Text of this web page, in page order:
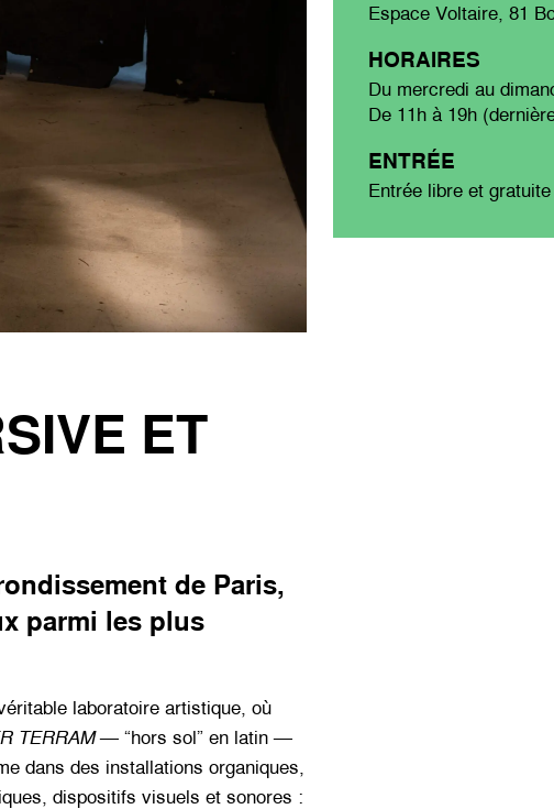
ET
de Paris,
parmi les plus
laboratoire artistique, où
TERRAM— “hors sol” en latin —
dans des installations organiques,
dispositifs visuels et sonores :
Espace Voltaire, 81
HORAIRES
Du mercredi au
De 11h à 19h
ENTRÉE
Entrée libre et gratuite